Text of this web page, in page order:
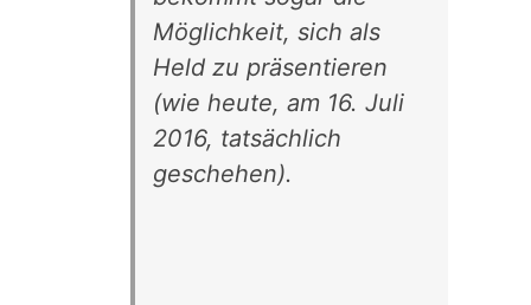
Möglichkeit, sich als
Held zu präsentieren
(wie heute, am 16. Juli
2016, tatsächlich
geschehen).